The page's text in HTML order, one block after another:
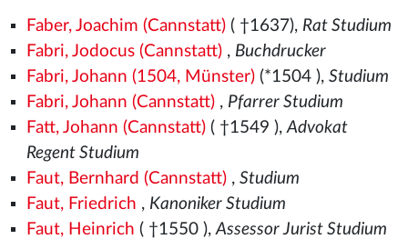
Faber, Joachim (Cannstatt)( †1637), Rat Studium
Fabri, Jodocus (Cannstatt), Buchdrucker
Fabri, Johann (1504, Münster)(*1504 ), Studium
Fabri, Johann (Cannstatt), Pfarrer Studium
Fatt, Johann (Cannstatt)( †1549 ),Advokat
Regent Studium
Faut, Bernhard (Cannstatt), Studium
Faut, Friedrich , Kanoniker Studium
Faut, Heinrich ( †1550 ),Assessor Jurist Studium